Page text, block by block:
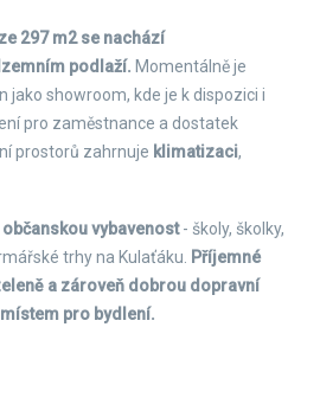
297 m2 se nachází
podlaží. Momentálně je
jako showroom, kde je k dispozici i
pro zaměstnance a dostatek
prostorů zahrnuje klimatizaci,
vybavenost- školy, školky,
trhy na Kulaťáku.
Příjemné
a zároveň dobrou dopravní
pro bydlení.